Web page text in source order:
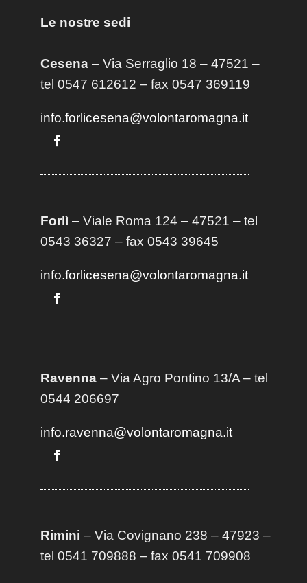
Le nostre sedi
Cesena– Via Serraglio 18 – 47521 –
tel 0547 612612 – fax 0547 369119
info.forlicesena@volontaromagna.it
Forlì – Viale Roma 124 – 47521 – tel
0543 36327 – fax 0543 39645
info.forlicesena@volontaromagna.it
Ravenna– Via Agro Pontino 13/A– tel
0544 206697
info.ravenna@volontaromagna.it
Rimini – Via Covignano 238 – 47923 –
tel 0541 709888 – fax 0541 709908